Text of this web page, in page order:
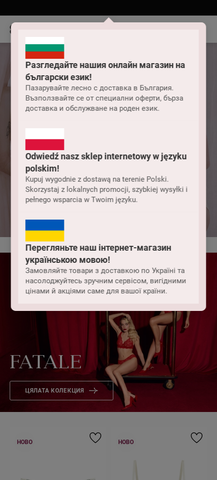
Разгледайте нашия онлайн магазин на
български език!
Пазарувайте лесно с доставка в България.
Възползвайте се от специални оферти, бърза
доставка и обслужване на роден език.
Odwiedź nasz sklep internetowy w języku
polskim!
Kupuj wygodnie z dostawą na terenie Polski.
Skorzystaj z lokalnych promocji, szybkiej wysyłki i
pełnego wsparcia w Twoim języku.
Перегляньте наш інтернет-магазин
українською мовою!
Замовляйте товари з доставкою по Україні та
насолоджуйтесь зручним сервісом, вигідними
цінами й акціями саме для вашої країни.
Бельо
FATALE
ЦЯЛАТА КОЛЕКЦИЯ
НОВО НОВО